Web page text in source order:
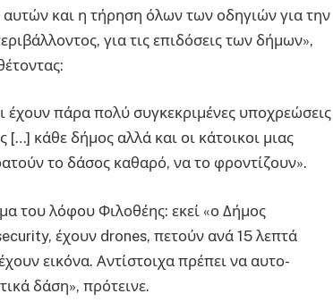
και η τήρηση όλων των οδηγιών για την
για τις επιδόσεις των δήμων»,
πάρα πολύ συγκεκριμένες υποχρεώσεις
[…] κάθε δήμος αλλά και οι κάτοικοι μιας
το δάσος καθαρό, να το φροντίζουν».
του λόφου Φιλοθέης: εκεί «ο Δήμος
έχουν drones, πετούν ανά 15 λεπτά
εικόνα. Αντίστοιχα πρέπει να αυτο-
δάση», πρότεινε.